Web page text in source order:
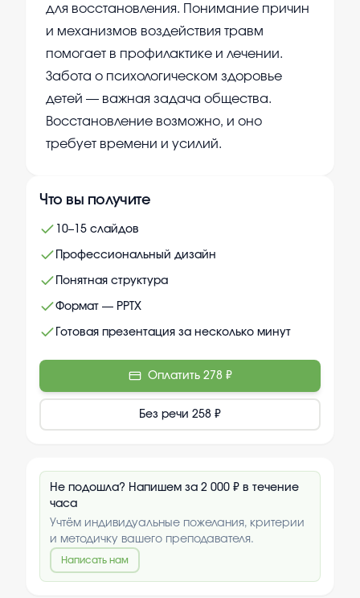
для восстановления. Понимание причин
и механизмов воздействия травм
помогает в профилактике и лечении.
Забота о психологическом здоровье
детей — важная задача общества.
Восстановление возможно, и оно
требует времени и усилий.
Что вы получите
10–15 слайдов
Профессиональный дизайн
Понятная структура
Формат — PPTX
Готовая презентация за несколько минут
Оплатить 278 ₽
Без речи 258 ₽
Не подошла? Напишем за 2 000 ₽ в течение
часа
Учтём индивидуальные пожелания, критерии
и методичку вашего преподавателя.
Написать нам